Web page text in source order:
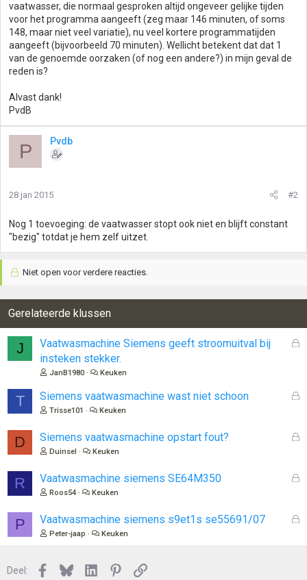
vaatwasser, die normaal gesproken altijd ongeveer gelijke tijden
voor het programma aangeeft (zeg maar 146 minuten, of soms
148, maar niet veel variatie), nu veel kortere programmatijden
aangeeft (bijvoorbeeld 70 minuten). Wellicht betekent dat dat 1
van de genoemde oorzaken (of nog een andere?) in mijn geval de
reden is?
Alvast dank!
PvdB
P Pvdb
28 jan 2015 #2
Nog 1 toevoeging: de vaatwasser stopt ook niet en blijft constant
"bezig" totdat je hem zelf uitzet.
Niet open voor verdere reacties.
Gerelateerde klussen
J
G
o
Vaatwasmachine Siemens geeft stroomuitval bij
insteken stekker.
JanB1980 Keuken
T
G
n
Siemens vaatwasmachine wast niet schoon
Trisse101 Keuken
D
G
n
Siemens vaatwasmachine opstart fout?
Duinsel Keuken
R
G
Vaatwasmachine siemens SE64M350
Roos54 Keuken
P
G
Vaatwasmachine siemens s9et1s se55691/07
Peter-jaap Keuken
Deel: Facebook
BlueskyLinkedInPinterest
Link